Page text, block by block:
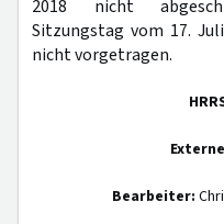
2018 nicht
Sitzungstag vom 17.
nicht vorgetragen.
Bearbeiter: